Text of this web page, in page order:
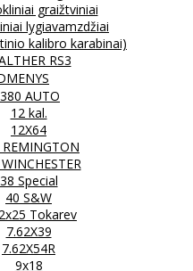
graižtviniai
lygiavamzdžiai
kalibro karabinai)
RS3
AUTO
12 kal.
12X64
38 Special
40 S&W
Tokarev
7.62X39
7.62X54R
9x18